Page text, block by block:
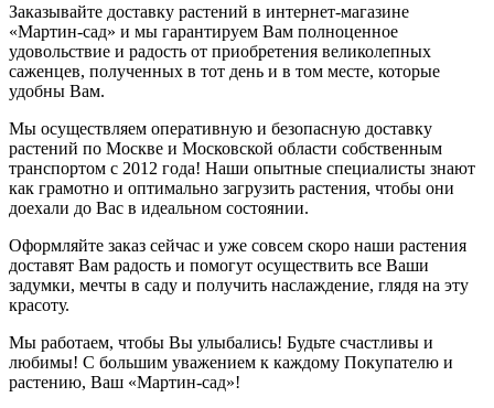
Заказывайте доставку растений в интернет-магазине
«Мартин-сад» и мы гарантируем Вам полноценное
удовольствие и радость от приобретения великолепных
саженцев, полученных в тот день и в том месте, которые
удобны Вам.
Мы осуществляем оперативную и безопасную доставку
растений по Москве и Московской области собственным
транспортом с 2012 года! Наши опытные специалисты знают
как грамотно и оптимально загрузить растения, чтобы они
доехали до Вас в идеальном состоянии.
Оформляйте заказ сейчас и уже совсем скоро наши растения
доставят Вам радость и помогут осуществить все Ваши
задумки, мечты в саду и получить наслаждение, глядя на эту
красоту.
Мы работаем, чтобы Вы улыбались! Будьте счастливы и
любимы! С большим уважением к каждому Покупателю и
растению, Ваш «Мартин-сад»!